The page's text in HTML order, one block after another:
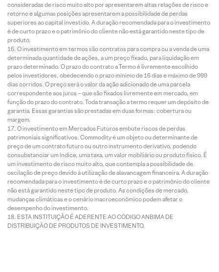
consideradas de risco muito alto por apresentarem altas relações de risco e
retorno e algumas posições apresentarem a possibilidade de perdas
superiores ao capital investido. A duração recomendada para o investimento
é de curto prazo e o patrimônio do cliente não está garantido neste tipo de
produto.
O investimento em termos são contratos para compra ou a venda de uma
determinada quantidade de ações, a um preço fixado, para liquidação em
prazo determinado. O prazo do contrato a Termo é livremente escolhido
pelos investidores, obedecendo o prazo mínimo de 16 dias e máximo de 999
dias corridos. O preço será o valor da ação adicionado de uma parcela
correspondente aos juros – que são fixados livremente em mercado, em
função do prazo do contrato. Toda transação a termo requer um depósito de
garantia. Essas garantias são prestadas em duas formas: cobertura ou
margem.
O investimento em Mercados Futuros embute riscos de perdas
patrimoniais significativos. Commodity é um objeto ou determinante de
preço de um contrato futuro ou outro instrumento derivativo, podendo
consubstanciar um índice, uma taxa, um valor mobiliário ou produto físico. É
um investimento de risco muito alto, que contempla a possibilidade de
oscilação de preço devido à utilização de alavancagem financeira. A duração
recomendada para o investimento é de curto prazo e o patrimônio do cliente
não está garantido neste tipo de produto. As condições de mercado,
mudanças climáticas e o cenário macroeconômico podem afetar o
desempenho do investimento.
ESTA INSTITUIÇÃO É ADERENTE AO CÓDIGO ANBIMA DE
DISTRIBUIÇÃO DE PRODUTOS DE INVESTIMENTO.